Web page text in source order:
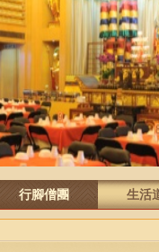
行腳僧團 生活